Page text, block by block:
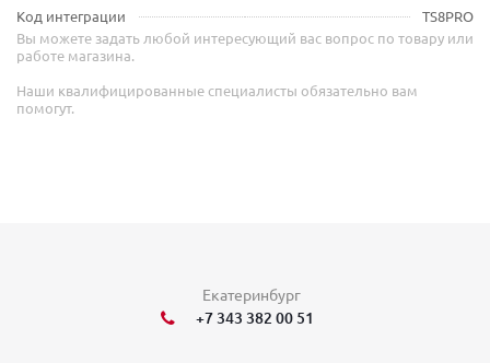
Код интеграции
TS8PRO
Вы можете задать любой интересующий вас вопрос по товару или
работе магазина.
Наши квалифицированные специалисты обязательно вам
помогут.
Екатеринбург
+7 343 382 00 51